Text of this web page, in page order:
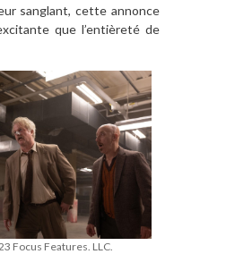
sanglant, cette annonce
que l’entièreté de
Focus Features. LLC.